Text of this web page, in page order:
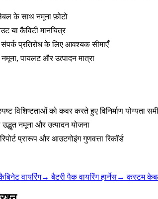
के साथ नमूना फ़ोटो
या कैविटी मानचित्र
प्रतिरोध के लिए आवश्यक सीमाएँ
पायलट और उत्पादन मात्रा
विशिष्टताओं को कवर करते हुए विनिर्माण योग्यता
नमूना और उत्पादन योजना
प्रारूप और आउटगोइंग गुणवत्ता रिकॉर्ड
वायरिंग→बैटरी पैक वायरिंग हार्नेस→कस्टम